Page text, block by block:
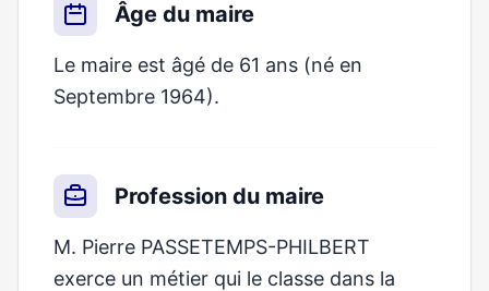
Âge du maire
Le maire est âgé de 61 ans (né en
Septembre 1964).
Profession du maire
M. Pierre PASSETEMPS-PHILBERT
exerce un métier qui le classe dans la